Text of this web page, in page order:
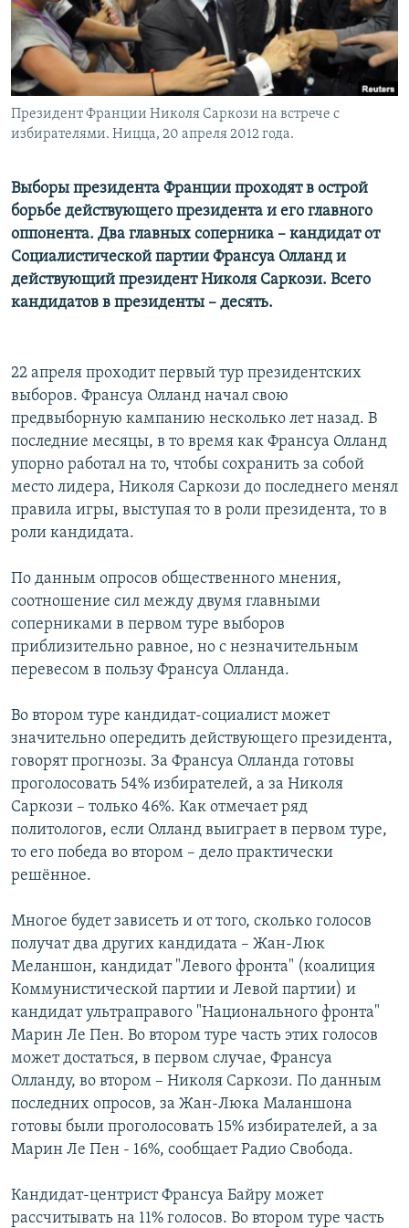
Президент Франции Николя Саркози на встрече с
избирателями. Ницца, 20 апреля 2012 года.
Выборы президента Франции проходят в острой
борьбе действующего президента и его главного
оппонента. Два главных соперника – кандидат от
Социалистичеcкой партии Франсуа Олланд и
действующий президент Николя Саркози. Всего
кандидатов в президенты – десять.
22 апреля проходит первый тур президентских
выборов. Франсуа Олланд начал свою
предвыборную кампанию несколько лет назад. В
последние месяцы, в то время как Франсуа Олланд
упорно работал на то, чтобы сохранить за собой
место лидера, Николя Саркози до последнего менял
правила игры, выступая то в роли президента, то в
роли кандидата.
По данным опросов общественного мнения,
соотношение сил между двумя главными
соперниками в первом туре выборов
приблизительно равное, но с незначительным
перевесом в пользу Франсуа Олланда.
Во втором туре кандидат-социалист может
значительно опередить действующего президента,
говорят прогнозы. За Франсуа Олланда готовы
проголосовать 54% избирателей, а за Николя
Саркози – только 46%. Как отмечает ряд
политологов, если Олланд выиграет в первом туре,
то его победа во втором – дело практически
решённое.
Многое будет зависеть и от того, сколько голосов
получат два других кандидата – Жан-Люк
Меланшон, кандидат "Левого фронта" (коалиция
Коммунистической партии и Левой партии) и
кандидат ультраправого "Национального фронта"
Марин Ле Пен. Во втором туре часть этих голосов
может достаться, в первом случае, Франсуа
Олланду, во втором – Николя Саркози. По данным
последних опросов, за Жан-Люка Маланшона
готовы были проголосовать 15% избирателей, а за
Марин Ле Пен - 16%, сообщает Радио Свобода.
Кандидат-центрист Франсуа Байру может
рассчитывать на 11% голосов. Во втором туре часть